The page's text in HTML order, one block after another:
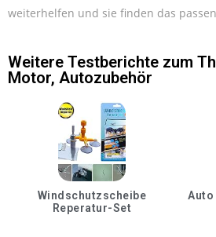
weiterhelfen und sie finden das
Weitere Testberichte zum
Motor, Autozubehör
Windschutzscheibe
Reperatur-Set
Auto